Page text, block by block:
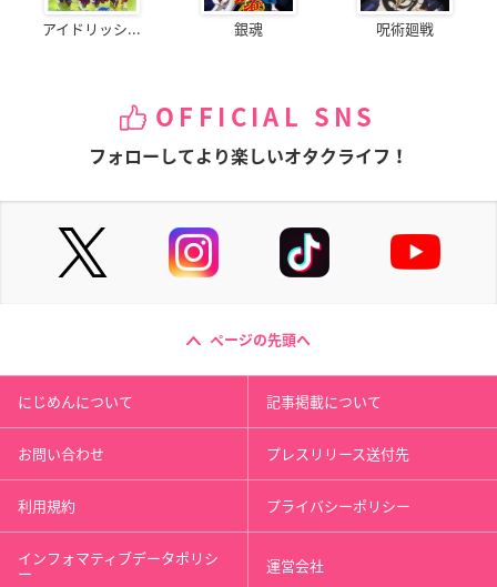
アイドリッシ... 銀魂 呪術廻戦
OFFICIAL SNS
フォローしてより楽しいオタクライフ！
ページの先頭へ
にじめんについて 記事掲載について
お問い合わせ プレスリリース送付先
利用規約 プライバシーポリシー
インフォマティブデータポリシ
ー 運営会社